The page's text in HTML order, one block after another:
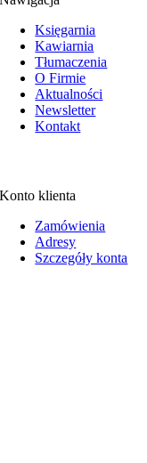
Księgarnia
Kawiarnia
Tłumaczenia
O Firmie
Aktualności
Newsletter
Kontakt
Konto klienta
Zamówienia
Adresy
Szczegóły konta